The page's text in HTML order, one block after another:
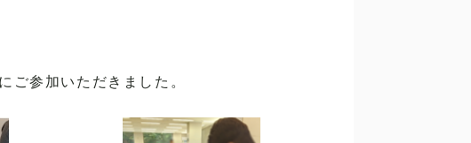
ご参加いただきました。